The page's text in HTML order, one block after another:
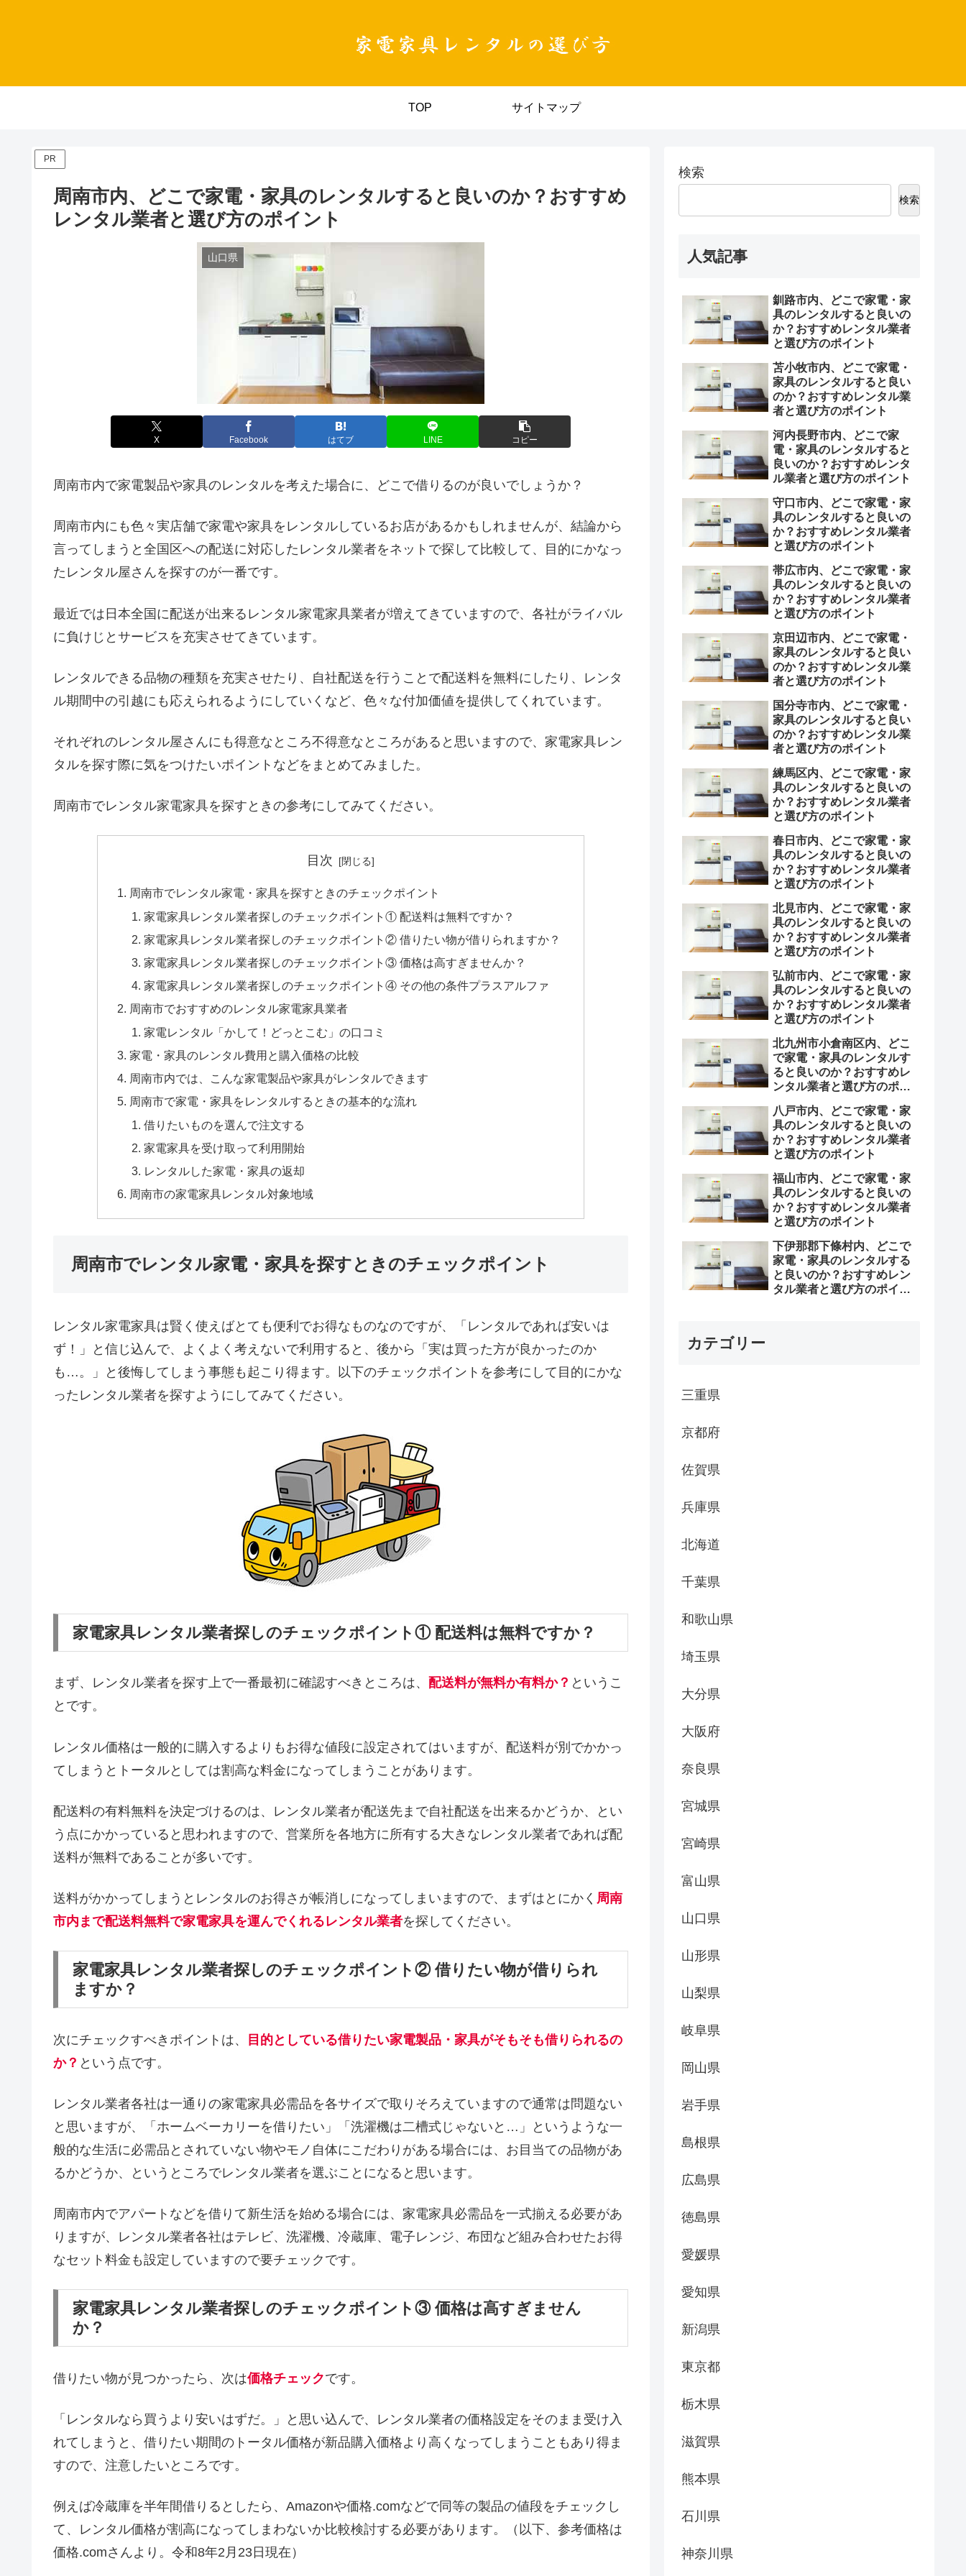
TOP サイトマップ
PR
周南市内、どこで家電・家具のレンタルすると良いのか？おすすめ
レンタル業者と選び方のポイント
山口県
X Facebook はてブ LINE コピー
周南市内で家電製品や家具のレンタルを考えた場合に、どこで借りるのが良いでしょうか？
周南市内にも色々実店舗で家電や家具をレンタルしているお店があるかもしれませんが、結論から
言ってしまうと全国区への配送に対応したレンタル業者をネットで探して比較して、目的にかなっ
たレンタル屋さんを探すのが一番です。
最近では日本全国に配送が出来るレンタル家電家具業者が増えてきていますので、各社がライバル
に負けじとサービスを充実させてきています。
レンタルできる品物の種類を充実させたり、自社配送を行うことで配送料を無料にしたり、レンタ
ル期間中の引越にも応えられるようにしていくなど、色々な付加価値を提供してくれています。
それぞれのレンタル屋さんにも得意なところ不得意なところがあると思いますので、家電家具レン
タルを探す際に気をつけたいポイントなどをまとめてみました。
周南市でレンタル家電家具を探すときの参考にしてみてください。
目次
周南市でレンタル家電・家具を探すときのチェックポイント
家電家具レンタル業者探しのチェックポイント① 配送料は無料ですか？
家電家具レンタル業者探しのチェックポイント② 借りたい物が借りられますか？
家電家具レンタル業者探しのチェックポイント③ 価格は高すぎませんか？
家電家具レンタル業者探しのチェックポイント④ その他の条件プラスアルファ
周南市でおすすめのレンタル家電家具業者
家電レンタル「かして！どっとこむ」の口コミ
家電・家具のレンタル費用と購入価格の比較
周南市内では、こんな家電製品や家具がレンタルできます
周南市で家電・家具をレンタルするときの基本的な流れ
借りたいものを選んで注文する
家電家具を受け取って利用開始
レンタルした家電・家具の返却
周南市の家電家具レンタル対象地域
周南市でレンタル家電・家具を探すときのチェックポイント
レンタル家電家具は賢く使えばとても便利でお得なものなのですが、「レンタルであれば安いは
ず！」と信じ込んで、よくよく考えないで利用すると、後から「実は買った方が良かったのか
も…。」と後悔してしまう事態も起こり得ます。以下のチェックポイントを参考にして目的にかな
ったレンタル業者を探すようにしてみてください。
家電家具レンタル業者探しのチェックポイント① 配送料は無料ですか？
まず、レンタル業者を探す上で一番最初に確認すべきところは、 配送料が無料か有料か？ というこ
とです。
レンタル価格は一般的に購入するよりもお得な値段に設定されてはいますが、配送料が別でかかっ
てしまうとトータルとしては割高な料金になってしまうことがあります。
配送料の有料無料を決定づけるのは、レンタル業者が配送先まで自社配送を出来るかどうか、とい
う点にかかっていると思われますので、営業所を各地方に所有する大きなレンタル業者であれば配
送料が無料であることが多いです。
送料がかかってしまうとレンタルのお得さが帳消しになってしまいますので、まずはとにかく 周南
市内まで配送料無料で家電家具を運んでくれるレンタル業者を探してください。
家電家具レンタル業者探しのチェックポイント② 借りたい物が借りられ
ますか？
次にチェックすべきポイントは、
目的としている借りたい家電製品・家具がそもそも借りられるの
か？ という点です。
レンタル業者各社は一通りの家電家具必需品を各サイズで取りそろえていますので通常は問題ない
と思いますが、「ホームベーカリーを借りたい」「洗濯機は二槽式じゃないと…」というような一
般的な生活に必需品とされていない物やモノ自体にこだわりがある場合には、お目当ての品物があ
るかどうか、というところでレンタル業者を選ぶことになると思います。
周南市内でアパートなどを借りて新生活を始める場合には、家電家具必需品を一式揃える必要があ
りますが、レンタル業者各社はテレビ、洗濯機、冷蔵庫、電子レンジ、布団など組み合わせたお得
なセット料金も設定していますので要チェックです。
家電家具レンタル業者探しのチェックポイント③ 価格は高すぎません
か？
借りたい物が見つかったら、次は価格チェックです。
「レンタルなら買うより安いはずだ。」と思い込んで、レンタル業者の価格設定をそのまま受け入
れてしまうと、借りたい期間のトータル価格が新品購入価格より高くなってしまうこともあり得ま
すので、注意したいところです。
例えば冷蔵庫を半年間借りるとしたら、Amazonや価格.comなどで同等の製品の値段をチェックし
て、レンタル価格が割高になってしまわないか比較検討する必要があります。（以下、参考価格は
価格.comさんより。令和8年2月23日現在）
検索
検索
人気記事
釧路市内、どこで家電・家
具のレンタルすると良いの
か？おすすめレンタル業者
と選び方のポイント
苫小牧市内、どこで家電・
家具のレンタルすると良い
のか？おすすめレンタル業
者と選び方のポイント
河内長野市内、どこで家
電・家具のレンタルすると
良いのか？おすすめレンタ
ル業者と選び方のポイント
守口市内、どこで家電・家
具のレンタルすると良いの
か？おすすめレンタル業者
と選び方のポイント
帯広市内、どこで家電・家
具のレンタルすると良いの
か？おすすめレンタル業者
と選び方のポイント
京田辺市内、どこで家電・
家具のレンタルすると良い
のか？おすすめレンタル業
者と選び方のポイント
国分寺市内、どこで家電・
家具のレンタルすると良い
のか？おすすめレンタル業
者と選び方のポイント
練馬区内、どこで家電・家
具のレンタルすると良いの
か？おすすめレンタル業者
と選び方のポイント
春日市内、どこで家電・家
具のレンタルすると良いの
か？おすすめレンタル業者
と選び方のポイント
北見市内、どこで家電・家
具のレンタルすると良いの
か？おすすめレンタル業者
と選び方のポイント
弘前市内、どこで家電・家
具のレンタルすると良いの
か？おすすめレンタル業者
と選び方のポイント
北九州市小倉南区内、どこ
で家電・家具のレンタルす
ると良いのか？おすすめレ
ンタル業者と選び方のポイ
八戸市内、どこで家電・家
具のレンタルすると良いの
か？おすすめレンタル業者
と選び方のポイント
福山市内、どこで家電・家
具のレンタルすると良いの
か？おすすめレンタル業者
と選び方のポイント
下伊那郡下條村内、どこで
家電・家具のレンタルする
と良いのか？おすすめレン
タル業者と選び方のポイン
カテゴリー
三重県
京都府
佐賀県
兵庫県
北海道
千葉県
和歌山県
埼玉県
大分県
大阪府
奈良県
宮城県
宮崎県
富山県
山口県
山形県
山梨県
岐阜県
岡山県
岩手県
島根県
広島県
徳島県
愛媛県
愛知県
新潟県
東京都
栃木県
滋賀県
熊本県
石川県
神奈川県